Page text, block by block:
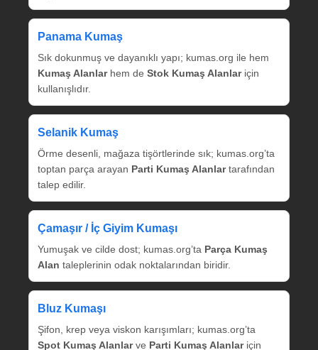
Panama Kumaş
Sık dokunmuş ve dayanıklı yapı; kumas.org ile hem
Kumaş Alanlarhem de Stok Kumaş Alanlariçin
kullanışlıdır.
Selanik Kumaş
Örme desenli, mağaza tişörtlerinde sık; kumas.org’ta
toptan parça arayan Parti Kumaş Alanlartarafından
talep edilir.
Çamaşır / İç Giyim Kumaşı
Yumuşak ve cilde dost; kumas.org’ta Parça Kumaş
Alan taleplerinin odak noktalarından biridir.
Bluz Kumaşı
Şifon, krep veya viskon karışımları; kumas.org’ta
Spot Kumaş Alanlarve Parti Kumaş Alanlariçin